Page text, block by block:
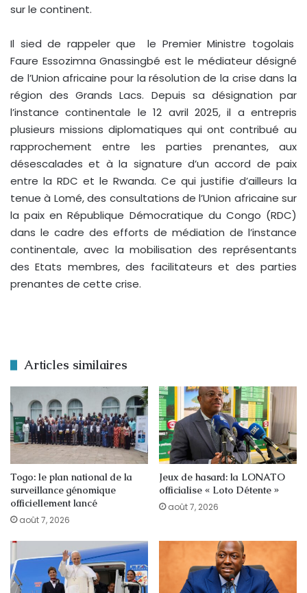
sur le continent.
Il sied de rappeler que le Premier Ministre togolais
Faure Essozimna Gnassingbé est le médiateur désigné
de l’Union africaine pour la résolution de la crise dans la
région des Grands Lacs. Depuis sa désignation par
l’instance continentale le 12 avril 2025, il a entrepris
plusieurs missions diplomatiques qui ont contribué au
rapprochement entre les parties prenantes, aux
désescalades et à la signature d’un accord de paix
entre la RDC et le Rwanda. Ce qui justifie d’ailleurs la
tenue à Lomé, des consultations de l’Union africaine sur
la paix en République Démocratique du Congo (RDC)
dans le cadre des efforts de médiation de l’instance
continentale, avec la mobilisation des représentants
des Etats membres, des facilitateurs et des parties
prenantes de cette crise.
Articles similaires
Togo: le plan national de la
surveillance génomique
officiellement lancé
août 7, 2026
Jeux de hasard: la LONATO
officialise « Loto Détente »
août 7, 2026